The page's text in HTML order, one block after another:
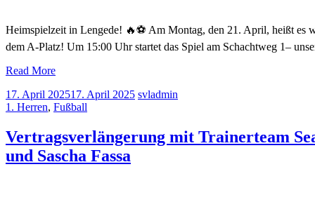
Heimspielzeit in Lengede! 🔥⚽ Am Montag, den 21. April, heißt es
dem A-Platz! Um 15:00 Uhr startet das Spiel am Schachtweg 1–
Read More
17. April 202517. April 2025 svladmin
1. Herren, Fußball
Vertragsverlängerung mit Trainerteam
und Sascha Fassa